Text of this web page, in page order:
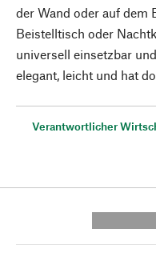
der Wand oder auf dem
Beistelltisch oder
universell einsetzbar
elegant, leicht und hat
Verantwortlicher